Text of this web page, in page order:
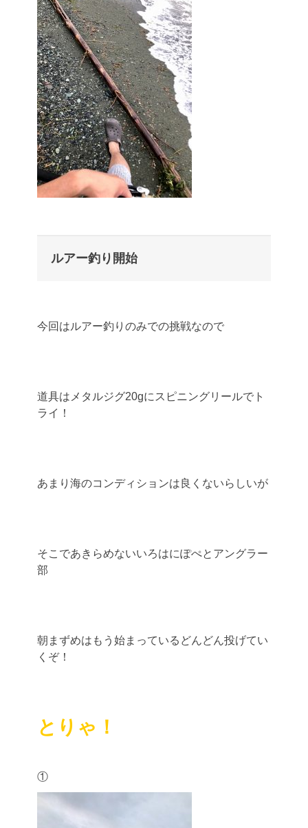
ルアー釣り開始
今回はルアー釣りのみでの挑戦なので
道具はメタルジグ20gにスピニングリールでト
ライ！
あまり海のコンディションは良くないらしいが
そこであきらめないいろはにぽぺとアングラー
部
朝まずめはもう始まっているどんどん投げてい
くぞ！
とりゃ！
①